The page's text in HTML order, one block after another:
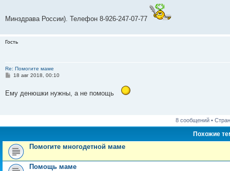
Минздрава России). Телефон 8-926-247-07-77
Гость
Re: Помогите маме
С
б
18 авг 2018, 00:10
Ему денюшки нужны, а не помощь
8 сообщений •
Похожие
Помогите многодетной маме
Помощь маме